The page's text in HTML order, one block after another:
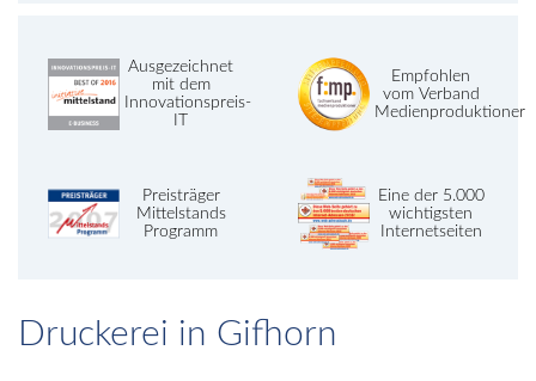
Ausgezeichnet
mit dem
Innovationspreis-
IT
Empfohlen
vom Verband
Medienproduktioner
Preisträger
Mittelstands
Programm
Eine der 5.000
wichtigsten
Internetseiten
Druckerei in Gifhorn